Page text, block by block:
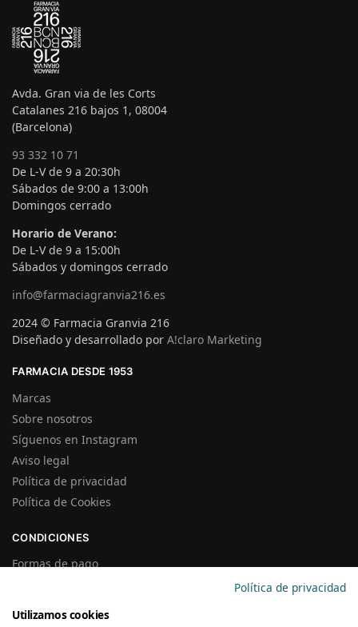
Avda. Gran via de les Corts
Catalanes 216 bajos 1, 08004
(Barcelona)
93 332 10 71
De L-V de 9 a 20:30h
Sábados de 9:00 a 13:00h
Domingos cerrado
Horario de Verano:
De L-V de 9 a 15:00h
Sábados y domingos cerrado
info@farmaciagranvia216.es
2024 © Farmacia Granvia 216
Diseñado y desarrollado por A!claro Marketing
FARMACIA DESDE 1953
Marcas
Sobre nosotros
Síguenos en Instagram
Aviso legal
Política de privacidad
Política de Cookies
CONDICIONES
Formas de pago
Política de privacidad
Utilizamos cookies